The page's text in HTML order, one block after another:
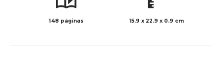
148 páginas 15.9 x 22.9 x 0.9 cm